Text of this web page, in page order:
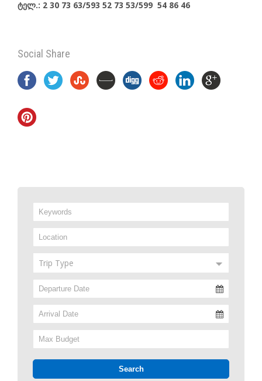
ტელ.: 2 30 73 63/593 52 73 53/599 54 86 46
Social Share
Trip Type